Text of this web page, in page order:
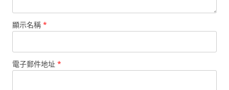
顯示名稱 *
電子郵件地址 *